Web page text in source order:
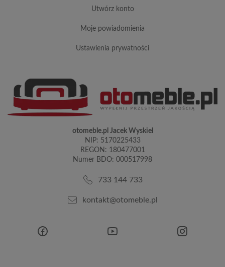
utwórz konto
moje powiadomienia
ustawienia prywatności
otomeble.pl Jacek Wyskiel
NIP: 5170225433
REGON: 180477001
Numer BDO: 000517998
733 144 733
kontakt@otomeble.pl